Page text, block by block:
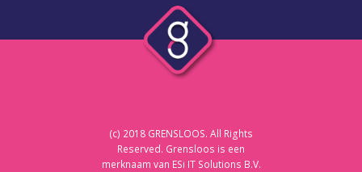
(c) 2018 GRENSLOOS. All Rights
Reserved. Grensloos is een
merknaam van ESi IT Solutions B.V.